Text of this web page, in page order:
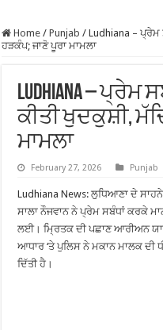
Home / Punjab / Ludhiana –
ਹੜਕੰਪ; ਜਾਣੋ ਪੂਰਾ ਮਾਮਲਾ
Ludhiana –
ਕੀਤੀ ਖੁਦਕੁਸ਼ੀ,
ਮਾਮਲਾ
February 27, 2026 Punjab
Ludhiana News: ਲੁਧਿਆਣਾ ਦੇ
ਸਾਲਾ ਨੌਜਵਾਨ ਨੇ ਪ੍ਰੇਮ ਸਬੰਧਾਂ ਕਰਕੇ
ਲਈ। ਮ੍ਰਿਤਕ ਦੀ ਪਛਾਣ ਆਰੀਅਨ
ਆਧਾਰ ‘ਤੇ ਪੁਲਿਸ ਨੇ ਮਕਾਨ ਮਾਲਕ ਦੀ
ਦਿੱਤੀ ਹੈ।